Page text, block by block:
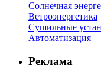
Солнечная
Ветроэнергетика
Сушильные
Автоматизация
Реклама